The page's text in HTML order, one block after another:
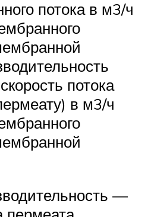
потока в м3/ч
потока
в м3/ч
—